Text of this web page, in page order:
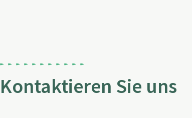
Kontaktieren Sie uns